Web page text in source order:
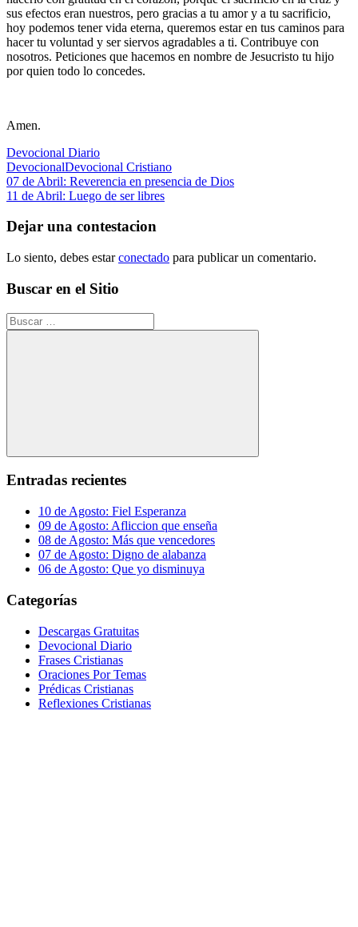
sus efectos eran nuestros, pero gracias a tu amor y a tu sacrificio,
hoy podemos tener vida eterna, queremos estar en tus caminos para
hacer tu voluntad y ser siervos agradables a ti. Contribuye con
nosotros. Peticiones que hacemos en nombre de Jesucristo tu hijo
por quien todo lo concedes.
Amen.
Devocional Diario
DevocionalDevocional Cristiano
Navegación
de
entradas
Entrada
anterior:
07 de Abril: Reverencia en presencia de Dios
Siguiente
11 de Abril: Luego de ser libres
Dejar una contestacion
Lo siento, debes estarconectado para publicar un comentario.
Buscar en el Sitio
Buscar:
Buscar
Entradas recientes
10 de Agosto: Fiel Esperanza
09 de Agosto: Afliccion que enseña
08 de Agosto: Más que vencedores
07 de Agosto: Digno de alabanza
06 de Agosto: Que yo disminuya
Categorías
Descargas Gratuitas
Devocional Diario
Frases Cristianas
Oraciones Por Temas
Prédicas Cristianas
Reflexiones Cristianas